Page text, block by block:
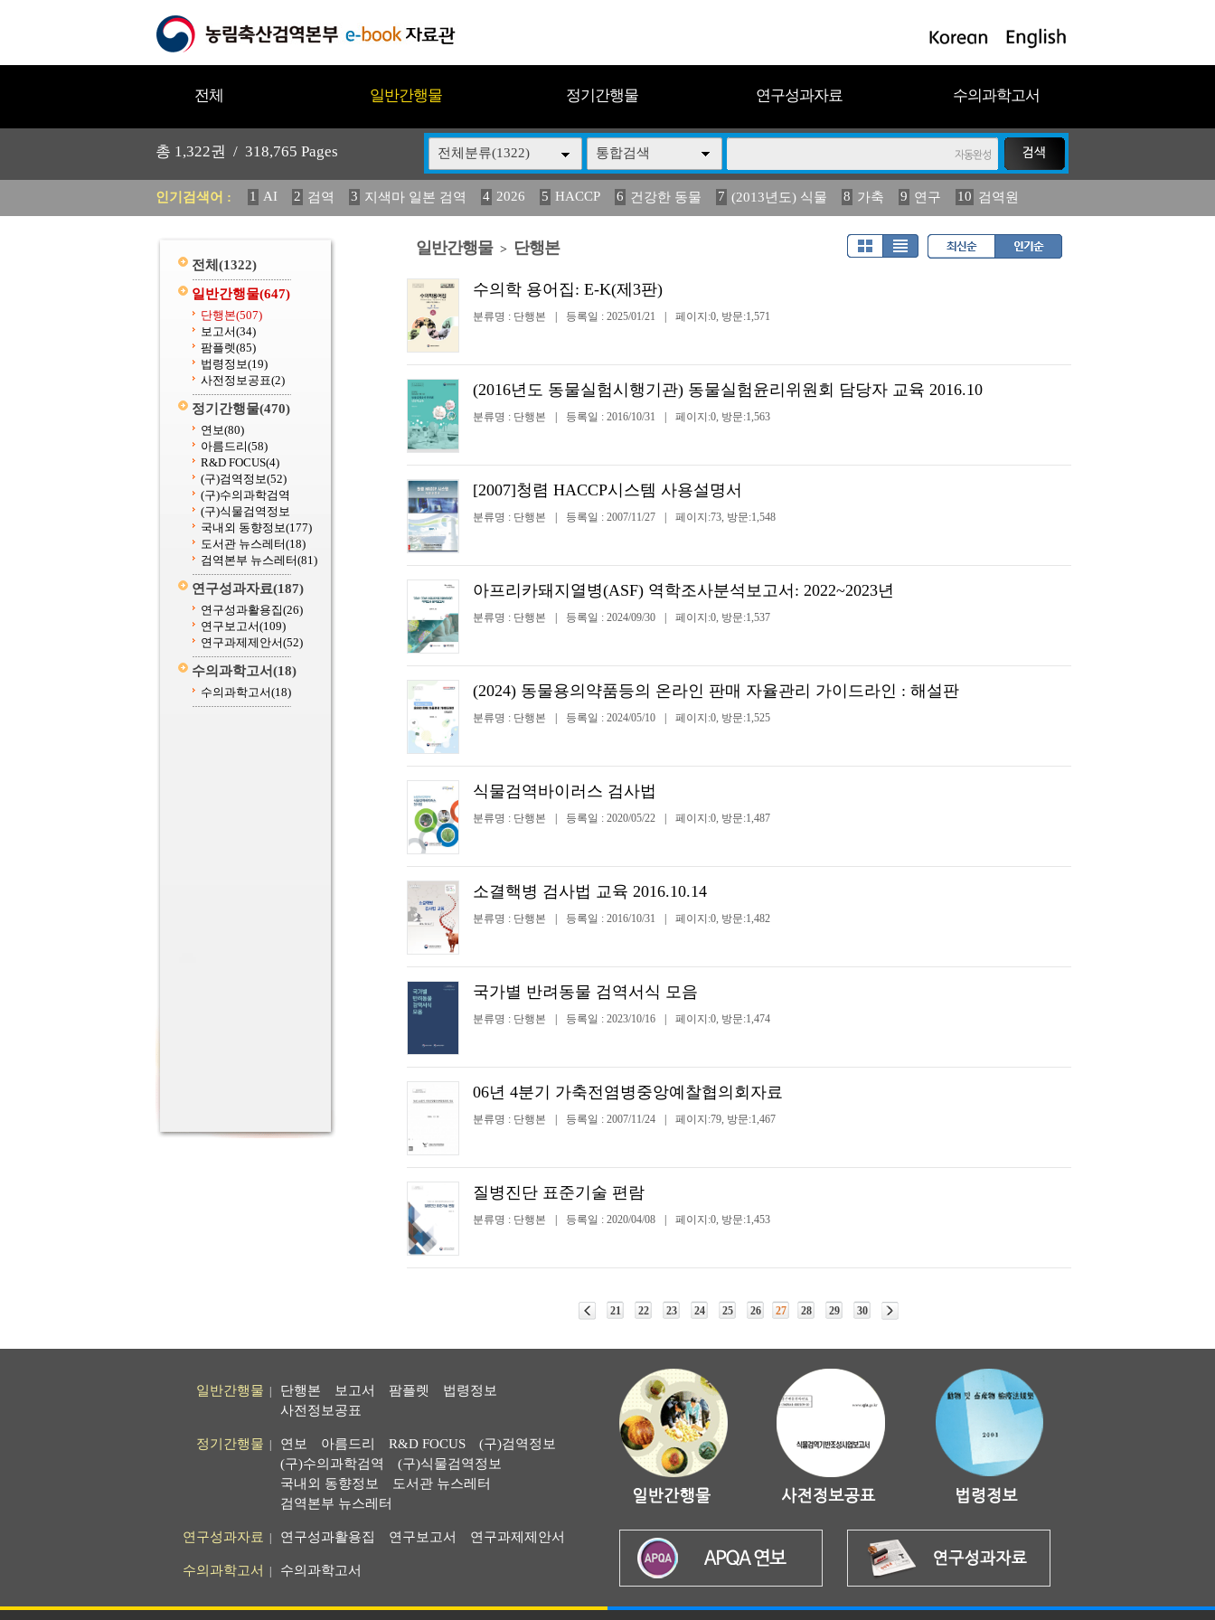
전체 일반간행물 정기간행물 연구성과자료 수의과학고서
총 1,322권 / 318,765 Pages 전체분류(1322) 통합검색
인기검색어 : 1 AI 2 검역 3 지색마 일본 검역 4 2026 5 HACCP 6 건강한 동물 7 (2013년도) 식물 8 가축 9 연구 10 검역원
11 2025 12 중독성 식물 도감 13 媛 異 14 (2013년도) 식 15 구제역 16 관리 17 연보 18 2023 19 농림수산
전체 (1322)
일반간행물(647)
단행본(507)
보고서(34)
팜플렛(85)
법령정보(19)
사전정보공표(2)
정기간행물(470)
연보(80)
아름드리(58)
R&D FOCUS(4)
(구)검역정보(52)
(구)수의과학검역
(구)식물검역정보
국내외 동향정보(177)
도서관 뉴스레터(18)
검역본부 뉴스레터(81)
연구성과자료(187)
연구성과활용집(26)
연구보고서(109)
연구과제제안서(52)
수의과학고서(18)
수의과학고서(18)
일반간행물 > 단행본
수의학 용어집: E-K(제3판)
분류명 : 단행본 등록일 : 2025/01/21 페이지:0, 방문:1,571
(2016년도 동물실험시행기관) 동물실험윤리위원회 담당자 교육 2016.10
분류명 : 단행본 등록일 : 2016/10/31 페이지:0, 방문:1,563
[2007]청렴 HACCP시스템 사용설명서
분류명 : 단행본 등록일 : 2007/11/27 페이지:73, 방문:1,548
아프리카돼지열병(ASF) 역학조사분석보고서: 2022~2023년
분류명 : 단행본 등록일 : 2024/09/30 페이지:0, 방문:1,537
(2024) 동물용의약품등의 온라인 판매 자율관리 가이드라인 : 해설판
분류명 : 단행본 등록일 : 2024/05/10 페이지:0, 방문:1,525
식물검역바이러스 검사법
분류명 : 단행본 등록일 : 2020/05/22 페이지:0, 방문:1,487
소결핵병 검사법 교육 2016.10.14
분류명 : 단행본 등록일 : 2016/10/31 페이지:0, 방문:1,482
국가별 반려동물 검역서식 모음
분류명 : 단행본 등록일 : 2023/10/16 페이지:0, 방문:1,474
06년 4분기 가축전염병중앙예찰협의회자료
분류명 : 단행본 등록일 : 2007/11/24 페이지:79, 방문:1,467
질병진단 표준기술 편람
분류명 : 단행본 등록일 : 2020/04/08 페이지:0, 방문:1,453
21 22 23 24 25 26 27 28 29 30
일반간행물 단행본 보고서 팜플렛
법령정보
사전정보공표
정기간행물 연보 아름드리 R&D FOCUS
(구)검역정보
(구)수의과학검역
(구)식물검역정보
국내외 동향정보
도서관 뉴스레터
검역본부 뉴스레터
연구성과자료 연구성과활용집 연구보고서 연구과제제안서
수의과학고서 수의과학고서